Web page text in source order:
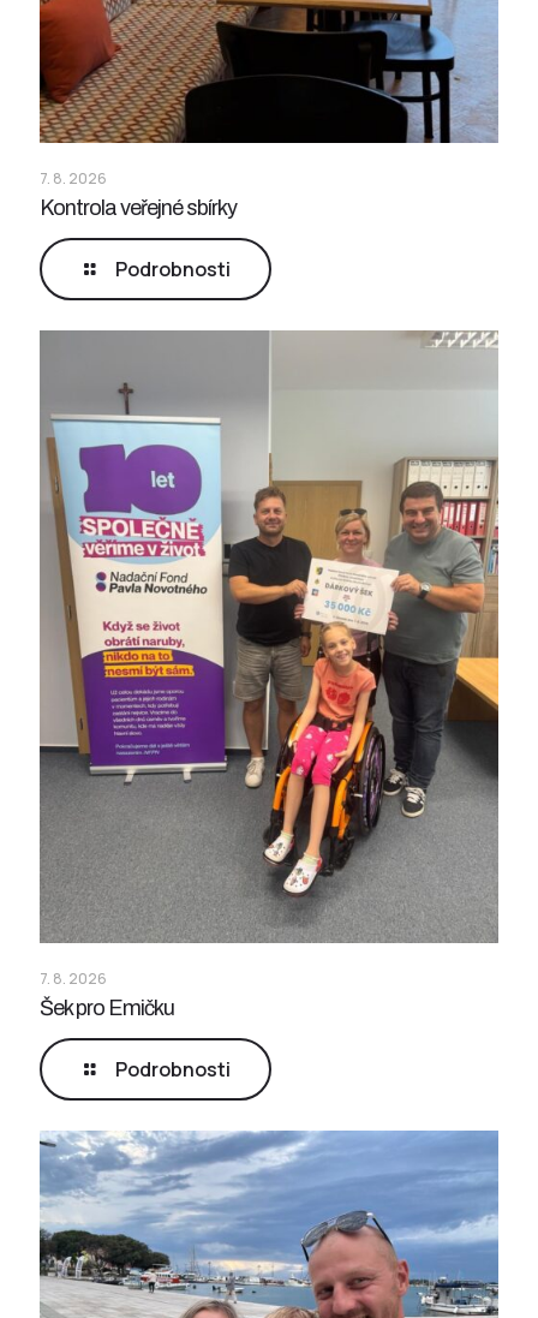
7. 8. 2026
Kontrola veřejné sbírky
Podrobnosti
7. 8. 2026
Šek pro Emičku
Podrobnosti